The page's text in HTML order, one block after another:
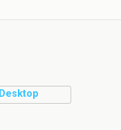
Desktop